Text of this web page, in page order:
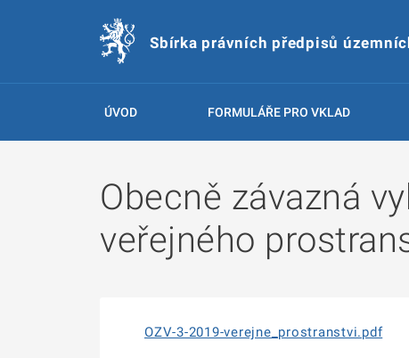
Sbírka právních předpisů
ÚVOD FORMULÁŘE PRO VKLAD
Obecně závazná
veřejného
OZV-3-2019-verejne_prostranstvi.pdf